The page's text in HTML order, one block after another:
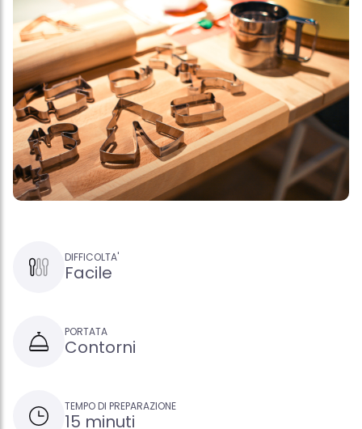
DIFFICOLTA'
Facile
PORTATA
Contorni
TEMPO DI PREPARAZIONE
15 minuti